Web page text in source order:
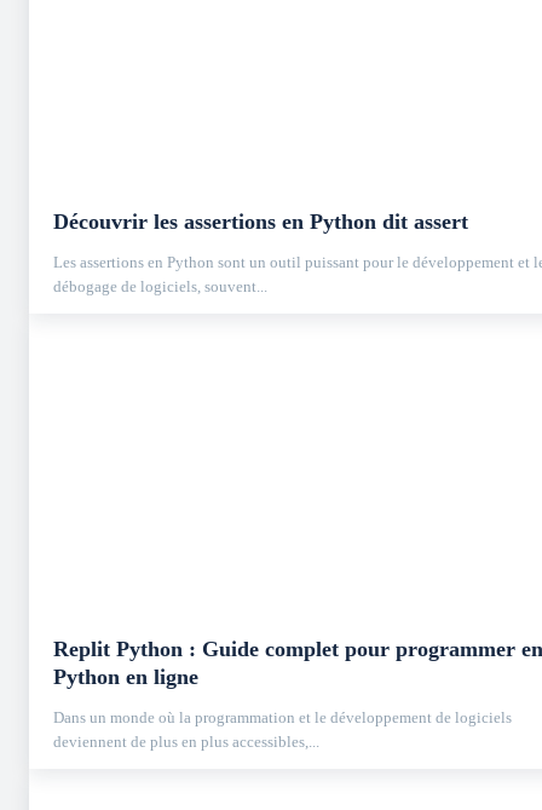
Découvrir les assertions en Python dit assert
Les assertions en Python sont un outil puissant pour le développement et
débogage de logiciels, souvent...
Replit Python : Guide complet pour programmer en
Python en ligne
Dans un monde où la programmation et le développement de logiciels
deviennent de plus en plus accessibles,...